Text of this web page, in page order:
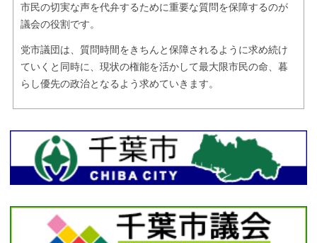
市民の切実な声を代弁するために重要な質問を保障するのが
議会の役割です。
党市議団は、質問時間をきちんと保障されるように求め続け
ていくと同時に、現状の権能を活かして最大限市民の命、暮
らし優先の政治となるよう求めていきます。